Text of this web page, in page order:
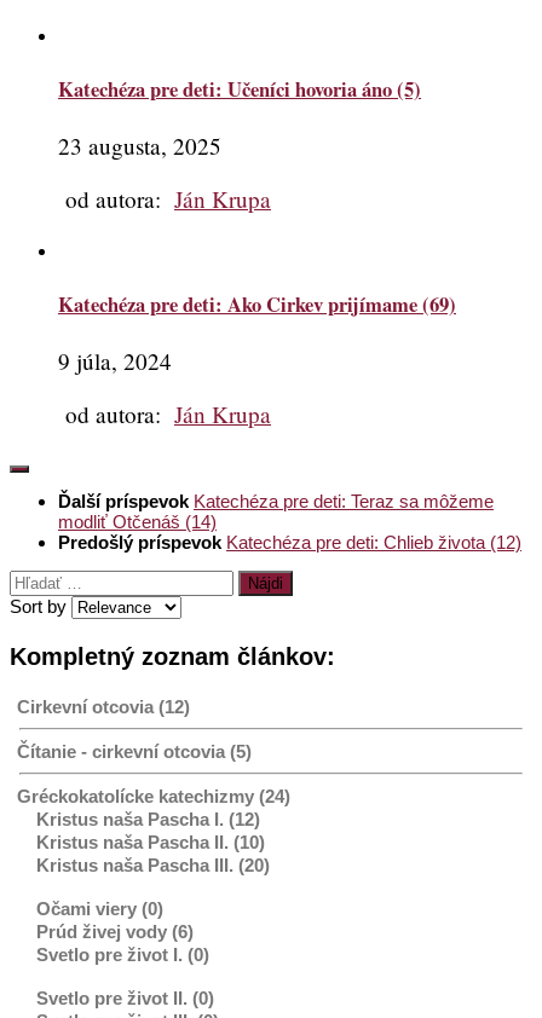
Katechéza pre deti: Učeníci hovoria áno (5)
23 augusta, 2025
od autora: Ján Krupa
Katechéza pre deti: Ako Cirkev prijímame (69)
9 júla, 2024
od autora: Ján Krupa
Ďalší príspevok Katechéza pre deti: Teraz sa môžeme
modliť Otčenáš (14)
Predošlý príspevok Katechéza pre deti: Chlieb života (12)
Hľadať:
Sort by
Kompletný zoznam článkov:
Cirkevní otcovia (12)
Čítanie - cirkevní otcovia (5)
Gréckokatolícke katechizmy (24)
Kristus naša Pascha I. (12)
Kristus naša Pascha II. (10)
Kristus naša Pascha III. (20)
Očami viery (0)
Prúd živej vody (6)
Svetlo pre život I. (0)
Svetlo pre život II. (0)